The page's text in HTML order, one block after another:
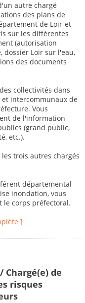
autre chargé
des plans de
de Loir-et-
sur les différentes
(autorisation
dossier Loir sur l'eau,
des documents
collectivités dans
intercommunaux de
Vous
de l'information
(grand public,
etc.).
trois autres chargés
départemental
inondation, vous
le corps préfectoral.
]
Chargé(e) de
risques